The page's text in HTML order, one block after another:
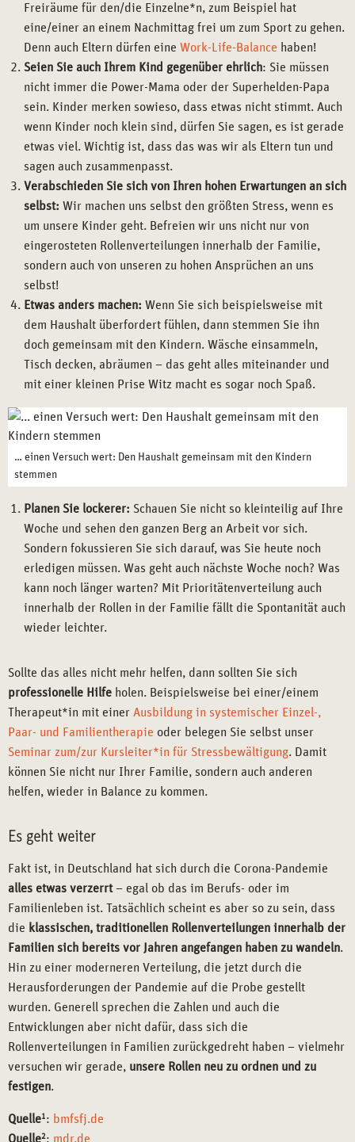
Freiräume für den/die Einzelne*n, zum Beispiel hat
eine/einer an einem Nachmittag frei um zum Sport zu gehen.
Denn auch Eltern dürfen eine Work-Life-Balance haben!
Seien Sie auch Ihrem Kind gegenüber ehrlich: Sie müssen
nicht immer die Power-Mama oder der Superhelden-Papa
sein. Kinder merken sowieso, dass etwas nicht stimmt. Auch
wenn Kinder noch klein sind, dürfen Sie sagen, es ist gerade
etwas viel. Wichtig ist, dass das was wir als Eltern tun und
sagen auch zusammenpasst.
Verabschieden Sie sich von Ihren hohen Erwartungen an sich
selbst: Wir machen uns selbst den größten Stress, wenn es
um unsere Kinder geht. Befreien wir uns nicht nur von
eingerosteten Rollenverteilungen innerhalb der Familie,
sondern auch von unseren zu hohen Ansprüchen an uns
selbst!
Etwas anders machen: Wenn Sie sich beispielsweise mit
dem Haushalt überfordert fühlen, dann stemmen Sie ihn
doch gemeinsam mit den Kindern. Wäsche einsammeln,
Tisch decken, abräumen – das geht alles miteinander und
mit einer kleinen Prise Witz macht es sogar noch Spaß.
… einen Versuch wert: Den Haushalt gemeinsam mit den Kindern
stemmen
Planen Sie lockerer: Schauen Sie nicht so kleinteilig auf Ihre
Woche und sehen den ganzen Berg an Arbeit vor sich.
Sondern fokussieren Sie sich darauf, was Sie heute noch
erledigen müssen. Was geht auch nächste Woche noch? Was
kann noch länger warten? Mit Prioritätenverteilung auch
innerhalb der Rollen in der Familie fällt die Spontanität auch
wieder leichter.
Sollte das alles nicht mehr helfen, dann sollten Sie sich
professionelle Hilfe holen. Beispielsweise bei einer/einem
Therapeut*in mit einer Ausbildung in systemischer Einzel-,
Paar- und Familientherapie oder belegen Sie selbst unser
Seminar zum/zur Kursleiter*in für Stressbewältigung. Damit
können Sie nicht nur Ihrer Familie, sondern auch anderen
helfen, wieder in Balance zu kommen.
Es geht weiter
Fakt ist, in Deutschland hat sich durch die Corona-Pandemie
alles etwas verzerrt– egal ob das im Berufs- oder im
Familienleben ist. Tatsächlich scheint es aber so zu sein, dass
die klassischen, traditionellen Rollenverteilungen innerhalb der
Familien sich bereits vor Jahren angefangen haben zu wandeln.
Hin zu einer moderneren Verteilung, die jetzt durch die
Herausforderungen der Pandemie auf die Probe gestellt
wurden. Generell sprechen die Zahlen und auch die
Entwicklungen aber nicht dafür, dass sich die
Rollenverteilungen in Familien zurückgedreht haben – vielmehr
versuchen wir gerade, unsere Rollen neu zu ordnen und zu
festigen.
Quelle1 : bmfsfj.de
Quelle2 : mdr.de